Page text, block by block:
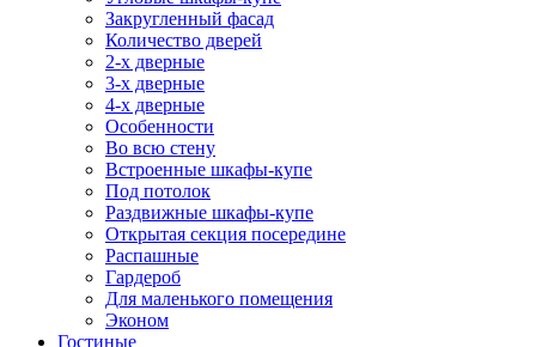
Закругленный фасад
Количество дверей
2-х дверные
3-х дверные
4-х дверные
Особенности
Во всю стену
Встроенные шкафы-купе
Под потолок
Раздвижные шкафы-купе
Открытая секция посередине
Распашные
Гардероб
Для маленького помещения
Эконом
Гостиные